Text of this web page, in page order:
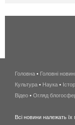
Головна • Головні
Культура • Наука •
Відео • Огляд
Всі новини належать